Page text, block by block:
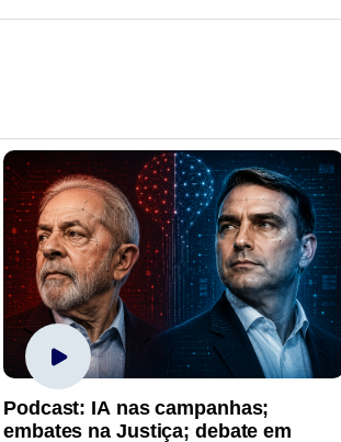
Podcast: IA nas campanhas;
embates na Justiça; debate em